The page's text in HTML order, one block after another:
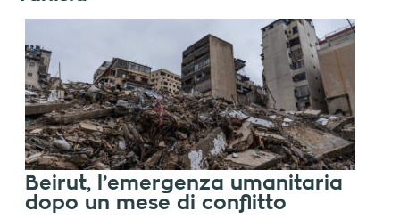
Beirut, l’emergenza umanitaria
dopo un mese di conflitto